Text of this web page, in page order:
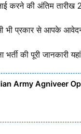
करने की अंतिम
भी प्रकार से आपके आवेदन
की पूरी जानकारी
Army Agniveer